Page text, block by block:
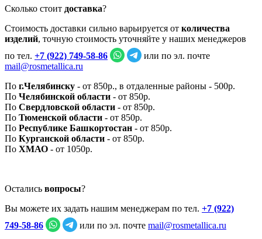
Сколько стоит доставка?
Стоимость доставки сильно варьируется от количества
изделий, точную стоимость уточняйте у наших менеджеров
по тел. +7 (922) 749‑58‑86
или по эл. почте
mail@rosmetallica.ru
По г.Челябинску - от 850р., в отдаленные районы - 500р.
По Челябинской области - от 850р.
По Свердловской области - от 850р.
По Тюменской области - от 850р.
По Республике Башкортостан - от 850р.
По Курганской области - от 850р.
По ХМАО - от 1050р.
Остались вопросы?
Вы можете их задать нашим менеджерам по тел. +7 (922)
749‑58‑86
или по эл. почте mail@rosmetallica.ru